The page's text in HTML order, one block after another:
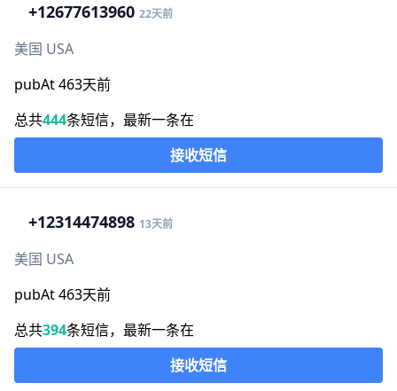
+12677613960 22天前
美国 USA
pubAt 463天前
总共444条短信，最新一条在
接收短信
+12314474898 13天前
美国 USA
pubAt 463天前
总共394条短信，最新一条在
接收短信